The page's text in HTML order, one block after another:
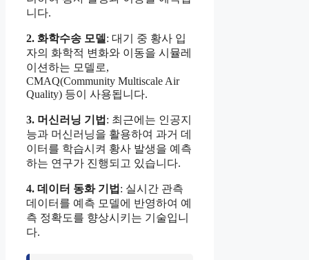
니다.
2. 화학수송 모델: 대기 중 황사 입
자의 화학적 변화와 이동을 시뮬레
이션하는 모델로,
CMAQ(Community Multiscale Air
Quality) 등이 사용됩니다.
3. 머신러닝 기법 : 최근에는 인공지
능과 머신러닝을 활용하여 과거 데
이터를 학습시켜 황사 발생을 예측
하는 연구가 진행되고 있습니다.
4. 데이터 동화 기법 : 실시간 관측
데이터를 예측 모델에 반영하여 예
측 정확도를 향상시키는 기술입니
다.